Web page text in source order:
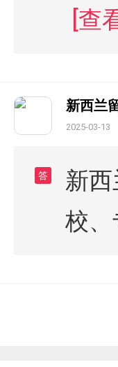
[查
新西兰
2025-03-13
答
新
校